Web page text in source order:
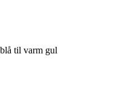
til varm gul